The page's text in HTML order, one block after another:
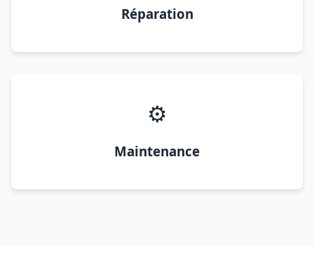
Réparation
⚙️
Maintenance